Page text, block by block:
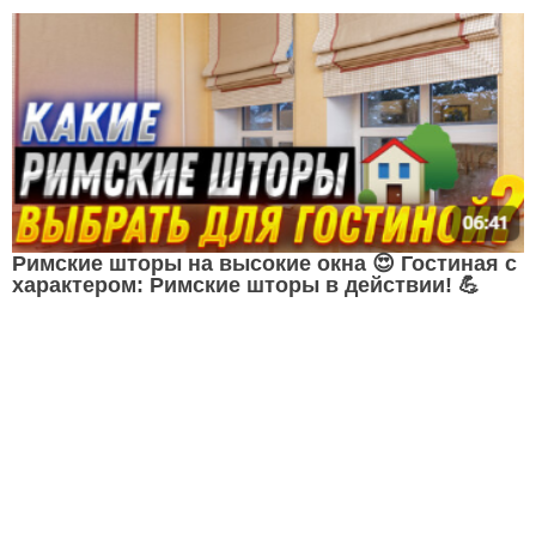
Римские шторы на высокие окна 😍 Гостиная с
характером: Римские шторы в действии! 💪